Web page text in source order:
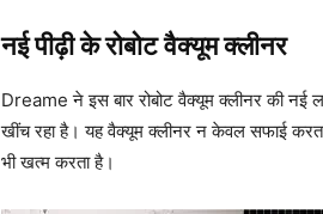
नई पीढ़ी के रोबोट वैक्यूम क्लीनर
Dreame ने इस बार रोबोट वैक्यूम क्लीनर की
खींच रहा है। यह वैक्यूम क्लीनर न केवल सफाई
भी खत्म करता है।